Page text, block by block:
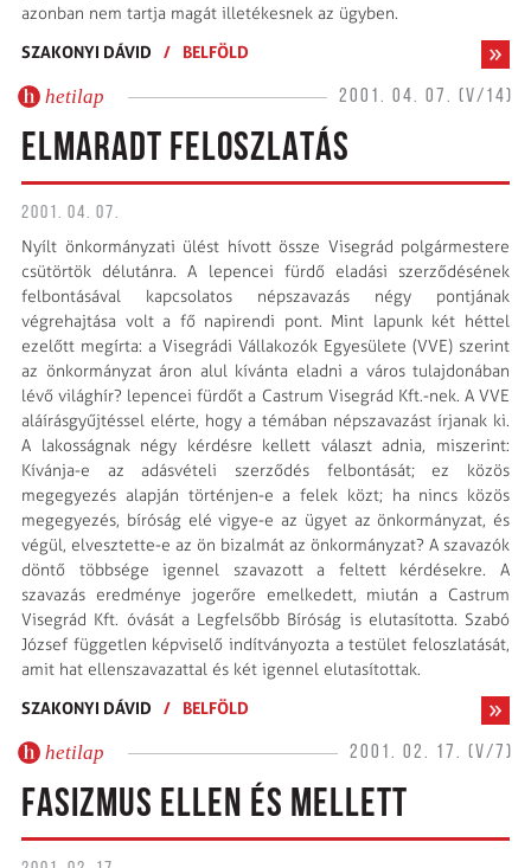
azonban nem tartja magát illetékesnek az ügyben.
SZAKONYI DÁVID
/ BELFÖLD
hetilap 2001. 04. 07. (V/14)
ELMARADT FELOSZLATÁS
2001. 04. 07.
Nyílt önkormányzati ülést hívott össze Visegrád polgármestere
csütörtök délutánra. A lepencei fürdő eladási szerződésének
felbontásával kapcsolatos népszavazás négy pontjának
végrehajtása volt a fő napirendi pont. Mint lapunk két héttel
ezelőtt megírta: a Visegrádi Vállakozók Egyesülete (VVE) szerint
az önkormányzat áron alul kívánta eladni a város tulajdonában
lévő világhír? lepencei fürdőt a Castrum Visegrád Kft.-nek. A VVE
aláírásgyűjtéssel elérte, hogy a témában népszavazást írjanak ki.
A lakosságnak négy kérdésre kellett választ adnia, miszerint:
Kívánja-e az adásvételi szerződés felbontását; ez közös
megegyezés alapján történjen-e a felek közt; ha nincs közös
megegyezés, bíróság elé vigye-e az ügyet az önkormányzat, és
végül, elvesztette-e az ön bizalmát az önkormányzat? A szavazók
döntő többsége igennel szavazott a feltett kérdésekre. A
szavazás eredménye jogerőre emelkedett, miután a Castrum
Visegrád Kft. óvását a Legfelsőbb Bíróság is elutasította. Szabó
József független képviselő indítványozta a testület feloszlatását,
amit hat ellenszavazattal és két igennel elutasítottak.
SZAKONYI DÁVID
/ BELFÖLD
hetilap 2001. 02. 17. (V/7)
FASIZMUS ELLEN ÉS MELLETT